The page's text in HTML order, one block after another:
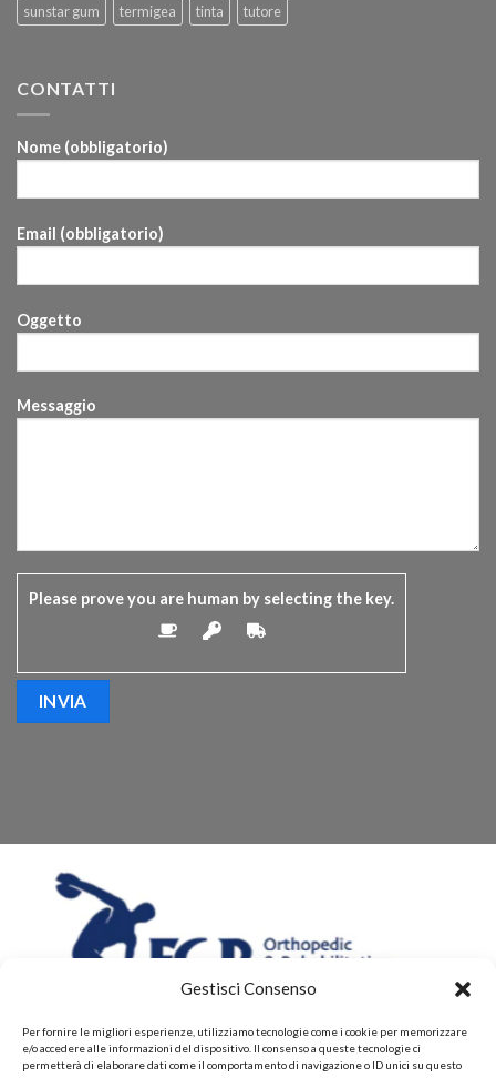
Gestisci Consenso
Per fornire le migliori esperienze, utilizziamo tecnologie come i cookie per memorizzare
e/o accedere alle informazioni del dispositivo. Il consenso a queste tecnologie ci
permetterà di elaborare dati come il comportamento di navigazione o ID unici su questo
sunstar gum
termigea tinta tutore
CONTATTI
Nome (obbligatorio)
Email (obbligatorio)
Oggetto
Messaggio
Please prove you are human by selecting the key.